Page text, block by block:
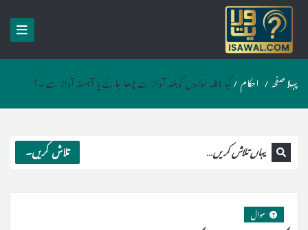
پہلا صفحہ / احکام / کیا نافلہ نمازوں کوبلند آواز سے پڑھا جائے یا آہستہ آواز سے ۔؟
تلاش کریں۔
سوال